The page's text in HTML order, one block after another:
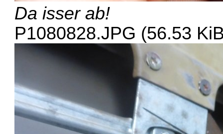
Da isser ab!
P1080828.JPG (56.53